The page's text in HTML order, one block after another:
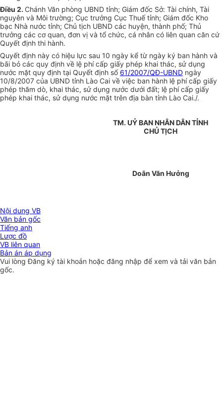
Điều 2. Chánh Văn phòng UBND tỉnh; Giám đốc Sở: Tài chính, Tài
nguyên và Môi trường; Cục trưởng Cục Thuế tỉnh; Giám đốc Kho
bạc Nhà nước tỉnh; Chủ tịch UBND các huyện, thành phố; Thủ
trưởng các cơ quan, đơn vị và tổ chức, cá nhân có liên quan căn cứ
Quyết định thi hành.
Quyết định này có hiệu lực sau 10 ngày kể từ ngày ký ban hành và
bãi bỏ các quy định về lệ phí cấp giấy phép khai thác, sử dụng
nước mặt quy định tại Quyết định số 61/2007/QĐ-UBND ngày
10/8/2007 của UBND tỉnh Lào Cai về việc ban hành lệ phí cấp giấy
phép thăm dò, khai thác, sử dụng nước dưới đất; lệ phí cấp giấy
phép khai thác, sử dụng nước mặt trên địa bàn tỉnh Lào Cai./.
TM. UỶ BAN NHÂN DÂN TỈNH
CHỦ TỊCH
Doãn Văn Hưởng
Nội dung VB
Văn bản gốc
Tiếng anh
Lược đồ
VB liên quan
Bản án áp dụng
Vui lòngĐăng ký tài khoản hoặc đăng nhập để xem và tải văn bản
gốc.